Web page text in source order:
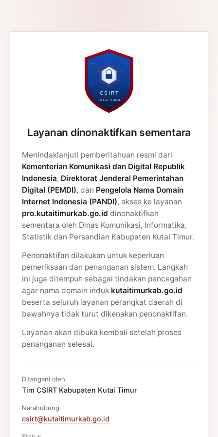
Layanan dinonaktifkan sementara
Menindaklanjuti pemberitahuan resmi dari
Kementerian Komunikasi dan Digital Republik
Indonesia, Direktorat Jenderal Pemerintahan
Digital (PEMDI), dan Pengelola Nama Domain
Internet Indonesia (PANDI), akses ke layanan
pro.kutaitimurkab.go.id dinonaktifkan
sementara oleh Dinas Komunikasi, Informatika,
Statistik dan Persandian Kabupaten Kutai Timur.
Penonaktifan dilakukan untuk keperluan
pemeriksaan dan penanganan sistem. Langkah
ini juga ditempuh sebagai tindakan pencegahan
agar nama domain induk kutaitimurkab.go.id
beserta seluruh layanan perangkat daerah di
bawahnya tidak turut dikenakan penonaktifan.
Layanan akan dibuka kembali setelah proses
penanganan selesai.
Ditangani oleh
Tim CSIRT Kabupaten Kutai Timur
Narahubung
csirt@kutaitimurkab.go.id